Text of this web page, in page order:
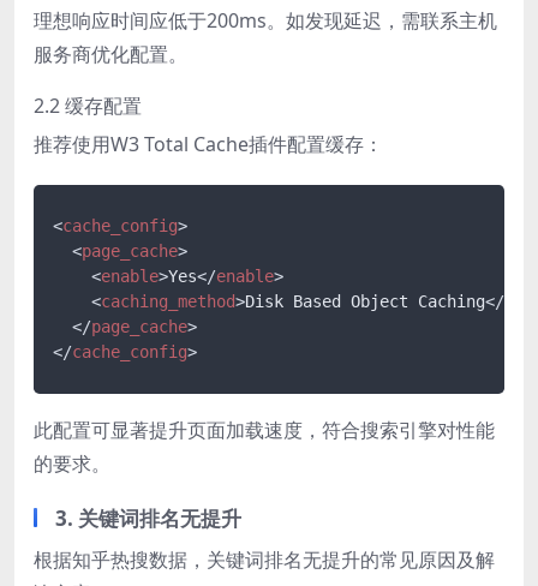
理想响应时间应低于200ms。如发现延迟，需联系主机
服务商优化配置。
2.2 缓存配置
推荐使用W3 Total Cache插件配置缓存：
<cache_config>
<page_cache>
<enable>Yes</enable>
<caching_method>Disk Based Object Caching</
</page_cache>
</cache_config>
此配置可显著提升页面加载速度，符合搜索引擎对性能
的要求。
3. 关键词排名无提升
根据知乎热搜数据，关键词排名无提升的常见原因及解